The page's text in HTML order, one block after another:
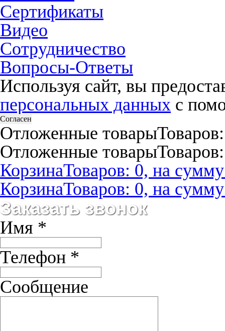
Сертификаты
Видео
Сотрудничество
Вопросы-Ответы
Используя сайт, вы
персональных данных с
Согласен
Отложенные товары
Отложенные товары
КорзинаТоваров: 0, на
КорзинаТоваров: 0, на
Заказать звонок
Имя *
Телефон *
Сообщение